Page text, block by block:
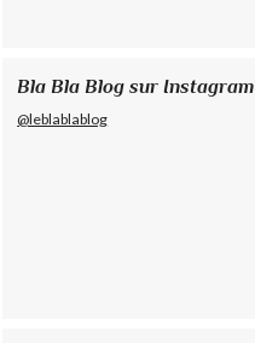
Bla Bla Blog sur Instagram
@leblablablog